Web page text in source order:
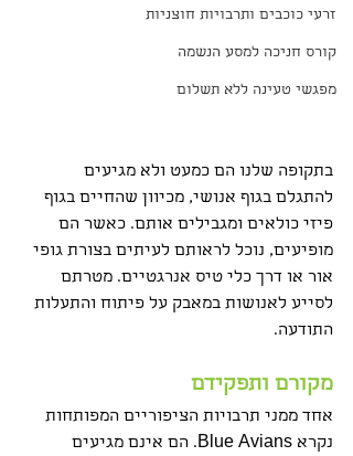
זרעי כוכבים ותרבויות חוצניות
קורס חניכה למסע הנשמה
מפגשי טעינה ללא תשלום
בתקופה שלנו הם כמעט ולא מגיעים
להתגלם בגוף אנושי, מכיוון שהחיים בגוף
פיזי כולאים ומגבילים אותם. כאשר הם
מופיעים, נוכל לראותם לעיתים בצורת גופי
אור או דרך כלי טיס אנרגטיים. מטרתם
לסייע לאנושות במאבק על פיתוח והתעלות
התודעה.
מקורם ותפקידם
אחד ממני תרבויות הציפוריים המפותחות
נקרא Blue Avians. הם אינם מגיעים